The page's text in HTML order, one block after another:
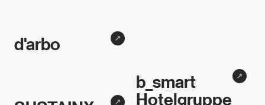
d'arbo
b_smart
Hotelgruppe